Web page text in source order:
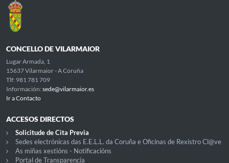
CONCELLO DE VILARMAIOR
Lugar Armada, 1
15637 Vilarmaior - A Coruña
Tlf: 981 781 709
Información: sede@vilarmaior.es
Ir a Contacto
ACCESOS DIRECTOS
Solicitude de Cita Previa
Sedes electrónicas das E.E.L.L. da Coruña e Oficinas de Rexistro Cl@ve
As miñas xestións - Notificacións
Portal de Transparencia